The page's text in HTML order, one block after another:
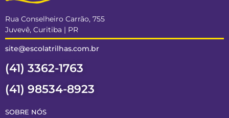
Rua Conselheiro Carrão, 755
Juvevê, Curitiba | PR
site@escolatrilhas.com.br
(41) 3362-1763
(41) 98534-8923
SOBRE NÓS